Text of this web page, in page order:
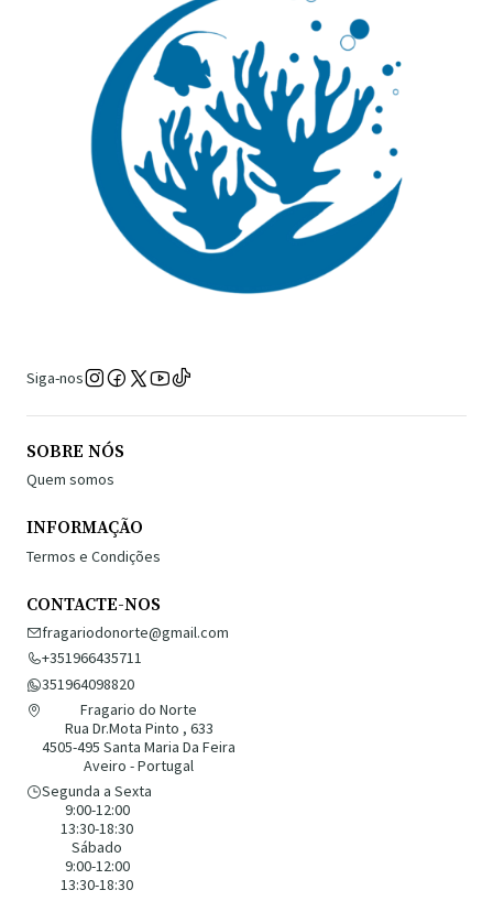
Siga-nos
SOBRE NÓS
Quem somos
INFORMAÇÃO
Termos e Condições
CONTACTE-NOS
fragariodonorte@gmail.com
+351966435711
351964098820
Fragario do Norte
Rua Dr.Mota Pinto , 633
4505-495 Santa Maria Da Feira
Aveiro - Portugal
Segunda a Sexta
9:00-12:00
13:30-18:30
Sábado
9:00-12:00
13:30-18:30